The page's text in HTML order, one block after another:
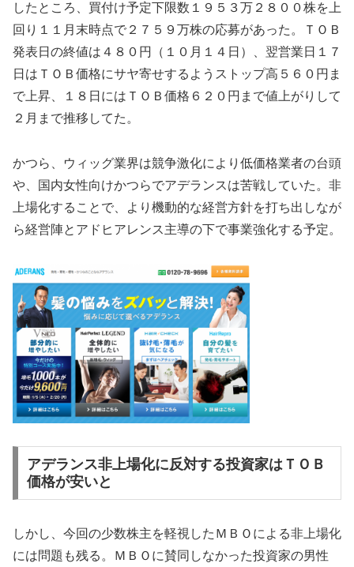
したところ、買付け予定下限数１９５３万２８００株を上
回り１１月末時点で２７５９万株の応募があった。ＴＯＢ
発表日の終値は４８０円（１０月１４日）、翌営業日１７
日はＴＯＢ価格にサヤ寄せするようストップ高５６０円ま
で上昇、１８日にはＴＯＢ価格６２０円まで値上がりして
２月まで推移してた。
かつら、ウィッグ業界は競争激化により低価格業者の台頭
や、国内女性向けかつらでアデランスは苦戦していた。非
上場化することで、より機動的な経営方針を打ち出しなが
ら経営陣とアドヒアレンス主導の下で事業強化する予定。
アデランス非上場化に反対する投資家はＴＯＢ
価格が安いと
しかし、今回の少数株主を軽視したＭＢＯによる非上場化
には問題も残る。ＭＢＯに賛同しなかった投資家の男性